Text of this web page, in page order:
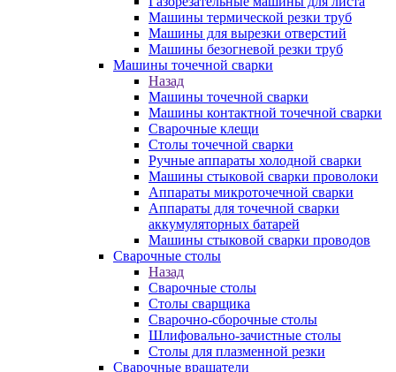
Машины термической резки труб
Машины для вырезки отверстий
Машины безогневой резки труб
Машины точечной сварки
Назад
Машины точечной сварки
Машины контактной точечной сварки
Сварочные клещи
Столы точечной сварки
Ручные аппараты холодной сварки
Машины стыковой сварки проволоки
Аппараты микроточечной сварки
Аппараты для точечной сварки
аккумуляторных батарей
Машины стыковой сварки проводов
Сварочные столы
Назад
Сварочные столы
Столы сварщика
Сварочно-сборочные столы
Шлифовально-зачистные столы
Столы для плазменной резки
Сварочные вращатели